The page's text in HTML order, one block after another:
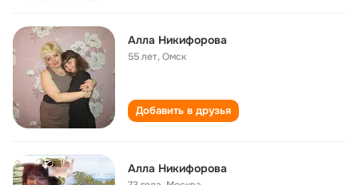
Алла Никифорова
55 лет,Омск
Добавить в друзья
Алла Никифорова